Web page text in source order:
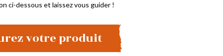
ci-dessous et laissez vous guider !
votre produit